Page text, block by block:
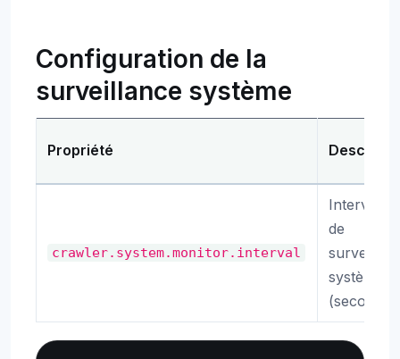
Configuration de la
surveillance système
Propriété
crawler.system.monitor.interval
Intervalle
de
système